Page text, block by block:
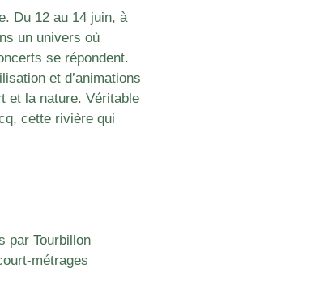
Du 12 au 14 juin, à
un univers où
se répondent.
et d’animations
et la nature. Véritable
cette rivière qui
par Tourbillon
métrages